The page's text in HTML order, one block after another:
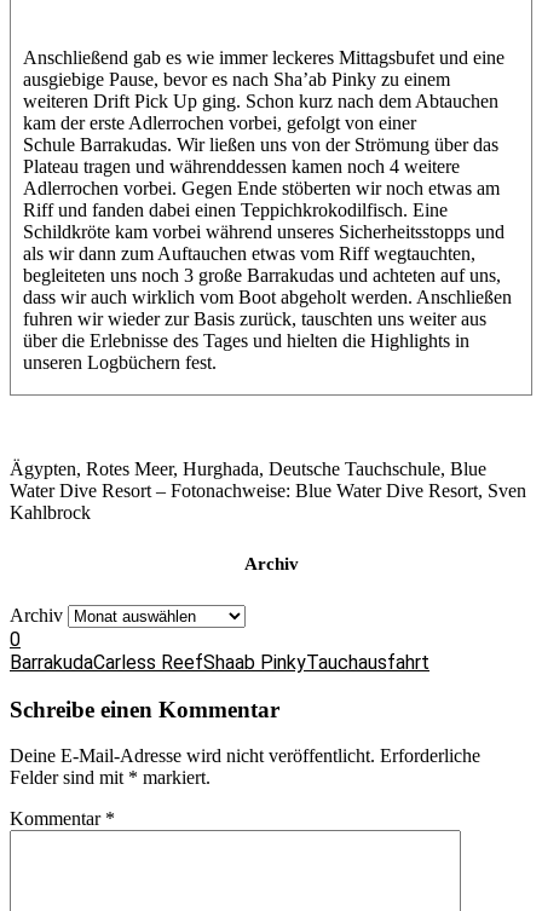
Anschließend gab es wie immer leckeres Mittagsbufet und eine
ausgiebige Pause, bevor es nach Sha’ab Pinky zu einem
weiteren Drift Pick Up ging. Schon kurz nach dem Abtauchen
kam der erste Adlerrochen vorbei, gefolgt von einer
Schule Barrakudas. Wir ließen uns von der Strömung über das
Plateau tragen und währenddessen kamen noch 4 weitere
Adlerrochen vorbei. Gegen Ende stöberten wir noch etwas am
Riff und fanden dabei einen Teppichkrokodilfisch. Eine
Schildkröte kam vorbei während unseres Sicherheitsstopps und
als wir dann zum Auftauchen etwas vom Riff wegtauchten,
begleiteten uns noch 3 große Barrakudas und achteten auf uns,
dass wir auch wirklich vom Boot abgeholt werden. Anschließen
fuhren wir wieder zur Basis zurück, tauschten uns weiter aus
über die Erlebnisse des Tages und hielten die Highlights in
unseren Logbüchern fest.
Ägypten, Rotes Meer, Hurghada, Deutsche Tauchschule, Blue
Water Dive Resort – Fotonachweise: Blue Water Dive Resort, Sven
Kahlbrock
Archiv
Archiv
0
BarrakudaCarless ReefShaab PinkyTauchausfahrt
Schreibe einen Kommentar
Deine E-Mail-Adresse wird nicht veröffentlicht. Erforderliche
Felder sind mit * markiert.
Kommentar *